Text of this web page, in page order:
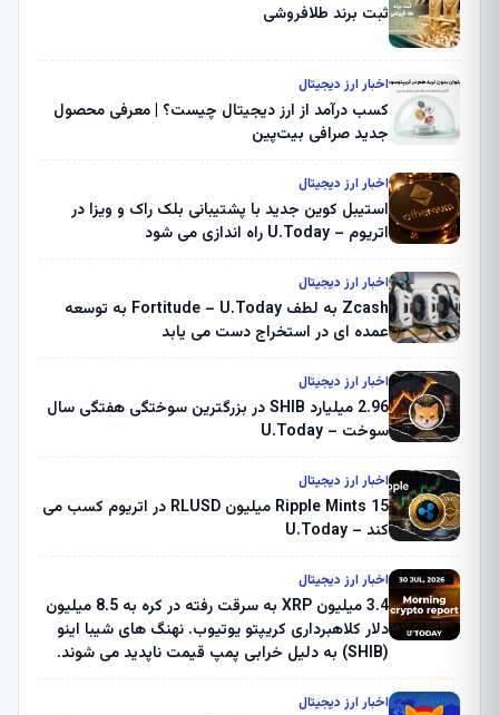
ثبت برند طلافروشی
اخبار ارز دیجیتال
کسب درآمد از ارز دیجیتال چیست؟ | معرفی محصول
جدید صرافی بیت‌پین
اخبار ارز دیجیتال
استیبل کوین جدید با پشتیبانی بلک راک و ویزا در
اتریوم – U.Today راه اندازی می شود
اخبار ارز دیجیتال
Zcash به لطف Fortitude – U.Today به توسعه
عمده ای در استخراج دست می یابد
اخبار ارز دیجیتال
2.96 میلیارد SHIB در بزرگترین سوختگی هفتگی سال
سوخت – U.Today
اخبار ارز دیجیتال
Ripple Mints 15 میلیون RLUSD در اتریوم کسب می
کند – U.Today
اخبار ارز دیجیتال
3.4 میلیون XRP به سرقت رفته در کره به 8.5 میلیون
دلار کلاهبرداری کریپتو یوتیوب. نهنگ های شیبا اینو
(SHIB) به دلیل خرابی پمپ قیمت ناپدید می شوند.
ثبت کرد – گزارش کریپتو صبح – U.Today
اخبار ارز دیجیتال